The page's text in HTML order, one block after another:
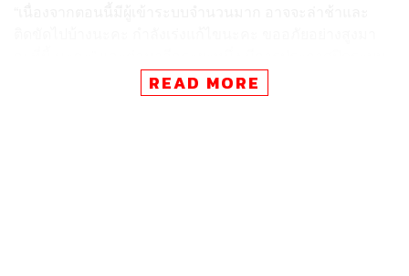
การลงทะเบียนดังกล่าวชั่วคราว พร้อมขอให้รอประกาศจาก
READ MORE